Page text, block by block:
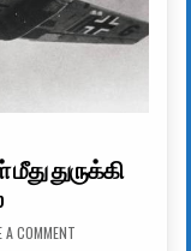
துருக்கி
A COMMENT